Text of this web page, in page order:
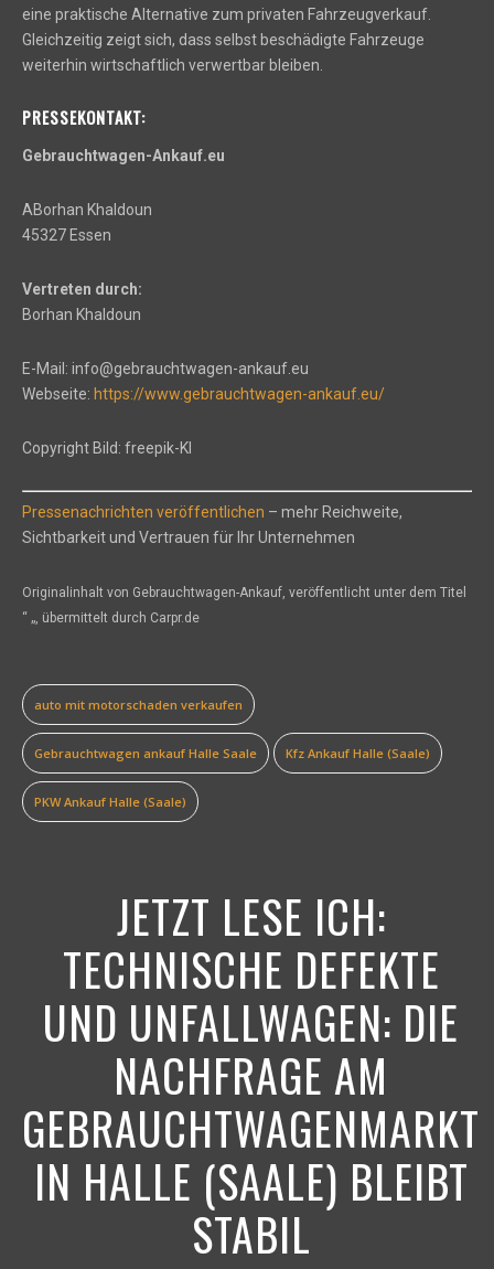
eine praktische Alternative zum privaten Fahrzeugverkauf.
Gleichzeitig zeigt sich, dass selbst beschädigte Fahrzeuge
weiterhin wirtschaftlich verwertbar bleiben.
PRESSEKONTAKT:
Gebrauchtwagen-Ankauf.eu
ABorhan Khaldoun
45327 Essen
Vertreten durch:
Borhan Khaldoun
E-Mail: info@gebrauchtwagen-ankauf.eu
Webseite: https://www.gebrauchtwagen-ankauf.eu/
Copyright Bild: freepik-KI
Pressenachrichten veröffentlichen – mehr Reichweite,
Sichtbarkeit und Vertrauen für Ihr Unternehmen
Originalinhalt von Gebrauchtwagen-Ankauf, veröffentlicht unter dem Titel
“ „, übermittelt durch Carpr.de
auto mit motorschaden verkaufen
Gebrauchtwagen ankauf Halle Saale Kfz Ankauf Halle (Saale)
PKW Ankauf Halle (Saale)
JETZT LESE ICH:
TECHNISCHE DEFEKTE
UND UNFALLWAGEN: DIE
NACHFRAGE AM
GEBRAUCHTWAGENMARKT
IN HALLE (SAALE) BLEIBT
STABIL